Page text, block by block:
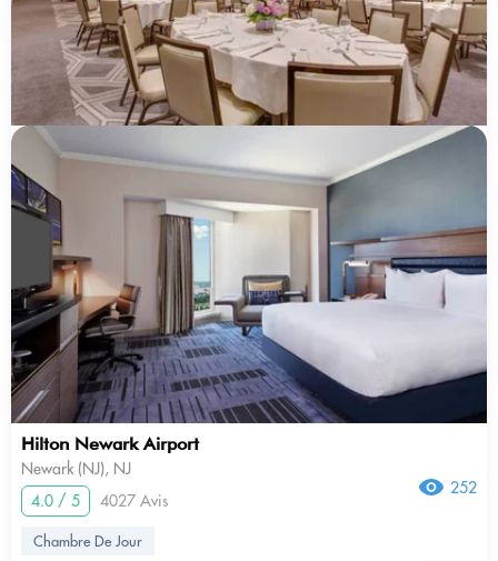
Hilton Newark Airport
Newark (NJ), NJ
4.0 / 5
4027 Avis
252
Chambre De Jour